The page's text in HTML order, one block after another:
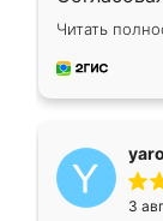
недели
довольны
мебель за
Читать
3